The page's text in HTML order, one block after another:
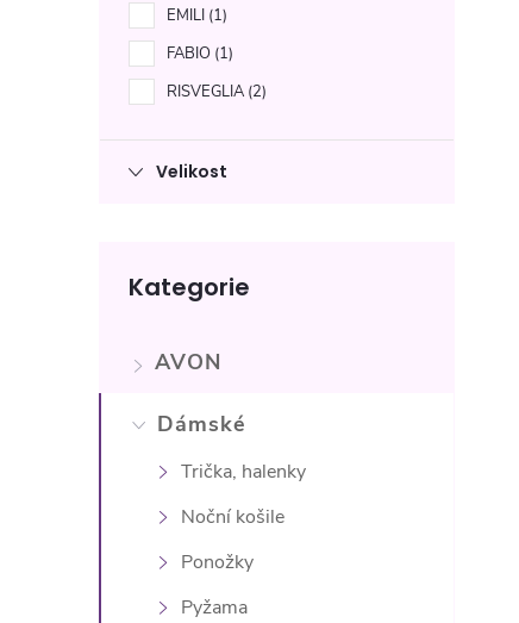
a
EMILI 1
FABIO 1
RISVEGLIA 2
Velikost
kategorie
Kategorie
AVON
Dámské
Trička, halenky
Noční košile
Ponožky
Pyžama